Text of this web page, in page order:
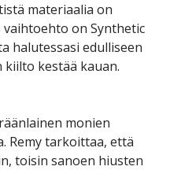
materiaalia on
on Synthetic
halutessasi edulliseen
kestää kauan.
monien
Remy tarkoittaa, että
toisin sanoen hiusten